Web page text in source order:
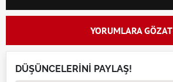
YORUMLARA GÖZAT
DÜŞÜNCELERİNİ PAYLAŞ!